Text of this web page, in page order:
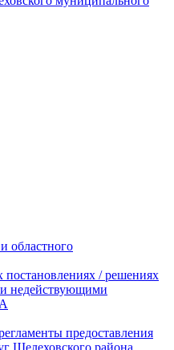
областного
постановлениях / решениях
недействующими
предоставления
Шелеховского района